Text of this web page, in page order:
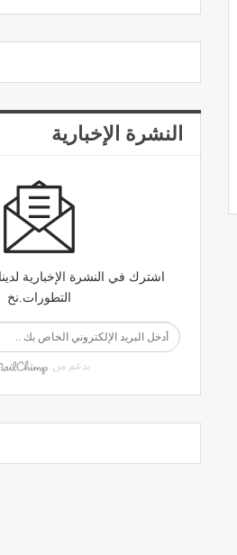
النشرة الإخبارية
اشترك في النشرة الإخبارية
التطورات.نخ
بدعم من